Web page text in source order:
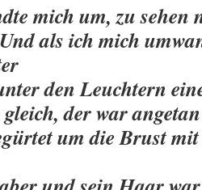
mich um, zu sehen
als ich mich
den Leuchtern
der war
um die Brust